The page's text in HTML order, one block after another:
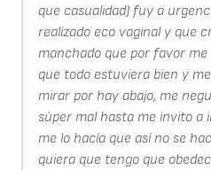
que casualidad) fuy a
realizado eco vaginal y que
manchado que por favor
que todo estuviera bien y
mirar por hay abajo, me
súper mal hasta me invito a
me lo hacía que así no se
quiera que tengo que